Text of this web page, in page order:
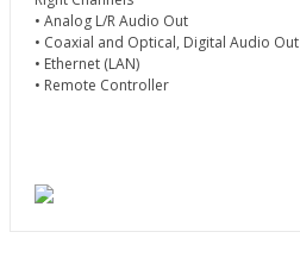
• Analog L/R Audio Out
• Coaxial and Optical, Digital Audio Out
• Ethernet (LAN)
• Remote Controller